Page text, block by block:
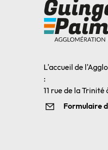
L'accueil de
:
11 rue de la Trinité
Formulaire